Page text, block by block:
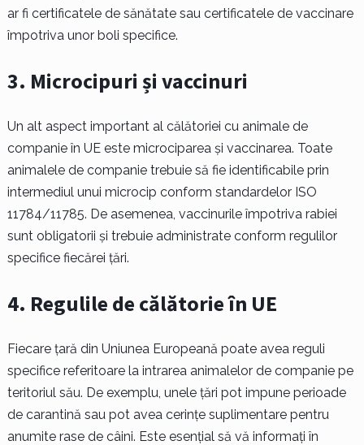
ar fi certificatele de sănătate sau certificatele de vaccinare
împotriva unor boli specifice.
3. Microcipuri și vaccinuri
Un alt aspect important al călătoriei cu animale de
companie în UE este microciparea și vaccinarea. Toate
animalele de companie trebuie să fie identificabile prin
intermediul unui microcip conform standardelor ISO
11784/11785. De asemenea, vaccinurile împotriva rabiei
sunt obligatorii și trebuie administrate conform regulilor
specifice fiecărei țări.
4. Regulile de călătorie în UE
Fiecare țară din Uniunea Europeană poate avea reguli
specifice referitoare la intrarea animalelor de companie pe
teritoriul său. De exemplu, unele țări pot impune perioade
de carantină sau pot avea cerințe suplimentare pentru
anumite rase de câini. Este esențial să vă informați în